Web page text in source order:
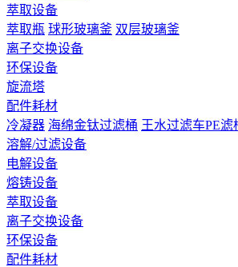
萃取设备
萃取瓶 球形玻璃釜 双层玻璃釜
离子交换设备
环保设备
旋流塔
配件耗材
冷凝器 海绵金钛过滤桶 王水过滤车PE滤
溶解/过滤设备
电解设备
熔铸设备
萃取设备
离子交换设备
环保设备
配件耗材